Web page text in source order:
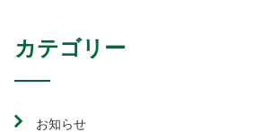
カテゴリー
お知らせ